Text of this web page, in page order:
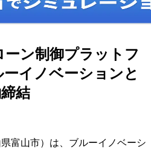
ン制御プラットフ
イノベーションと
結
富山市）は、ブルーイノベーシ